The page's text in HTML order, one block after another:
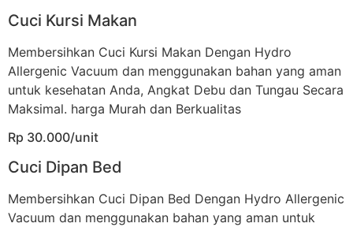
Cuci Kursi Makan
Membersihkan Cuci Kursi Makan Dengan Hydro
Allergenic Vacuum dan menggunakan bahan yang aman
untuk kesehatan Anda, Angkat Debu dan Tungau Secara
Maksimal. harga Murah dan Berkualitas
Rp 30.000/unit
Cuci Dipan Bed
Membersihkan Cuci Dipan Bed Dengan Hydro Allergenic
Vacuum dan menggunakan bahan yang aman untuk